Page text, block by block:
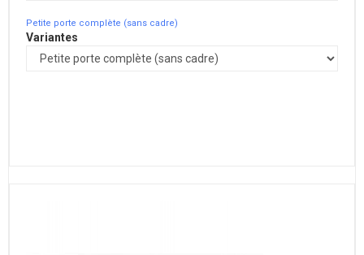
Petite porte complète (sans cadre)
Variantes